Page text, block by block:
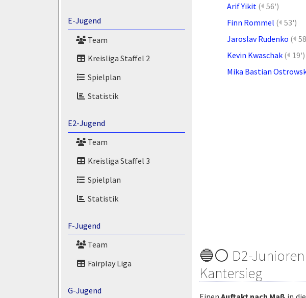
E-Jugend
Team
Kreisliga Staffel 2
Spielplan
Statistik
E2-Jugend
Team
Kreisliga Staffel 3
Spielplan
Statistik
F-Jugend
Team
Fairplay Liga
G-Jugend
Arif Yikit ( 56')
Finn Rommel ( 53')
Jaroslav Rudenko (
Kevin Kwaschak ( 19')
Mika Bastian
🔵⚪ D2-
Kantersieg